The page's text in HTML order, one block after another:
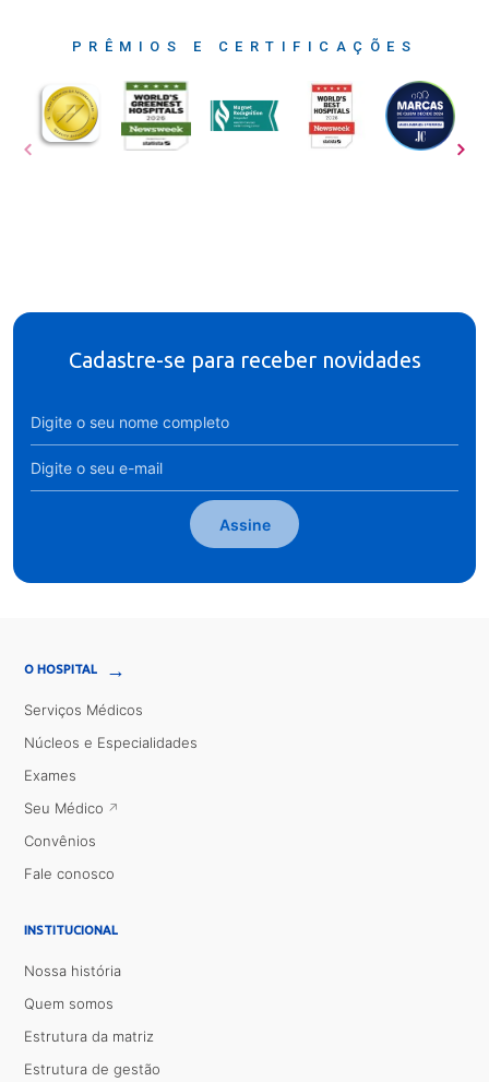
PRÊMIOS E CERTIFICAÇÕES
Cadastre-se para receber novidades
Assine
O HOSPITAL →
Serviços Médicos
Núcleos e Especialidades
Exames
Seu Médico
Convênios
Fale conosco
INSTITUCIONAL
Nossa história
Quem somos
Estrutura da matriz
Estrutura de gestão